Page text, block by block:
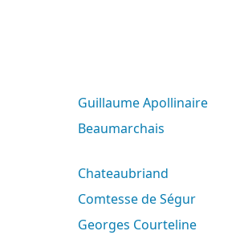
Guillaume Apollinaire
Beaumarchais
Chateaubriand
Comtesse de Ségur
Georges Courteline